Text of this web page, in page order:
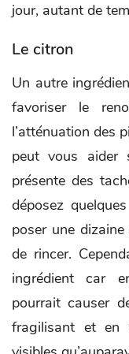
jour, autant de
Le citron
Un autre
favoriser le
l’atténuation des
peut vous aider
présente des
déposez
poser une
de rincer.
ingrédient car
pourrait causer
fragilisant et en